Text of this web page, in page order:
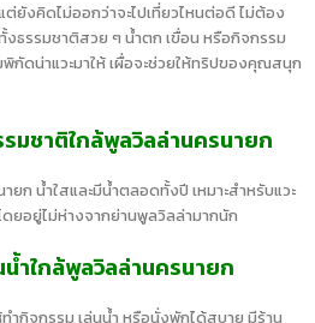
ยังคิดไม่ออกว่าจะไปเที่ยวไหนต่อดี ไม่ต้อง
งธรรมชาติสวย ๆ น้ำตก เขื่อน หรือกิจกรรม
พิกัดน่าแวะมาให้ เผื่อจะช่วยให้ทริปของคุณสนุก
มชาติใกล้พูลวิลล่านครนายก
ก น้ำใสและมีน้ำตลอดทั้งปี เหมาะสำหรับแวะ
ยอยู่ไม่ห่างจากย่านพูลวิลล่ามากนัก
น้ำใกล้พูลวิลล่านครนายก
กิจกรรม เล่นน้ำ หรือนั่งพักได้สบาย มีร้าน